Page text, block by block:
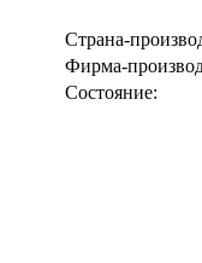
Страна-
Фирма-
Состояние: